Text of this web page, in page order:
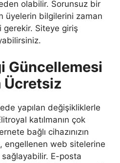
olabilir. Sorunsuz bir
üyelerin bilgilerini zaman
gerekir. Siteye giriş
Güncellemesi
Ücretsiz
yapılan değişikliklerle
katılmanın çok
bağlı cihazınızın
engellenen web sitelerine
E-posta